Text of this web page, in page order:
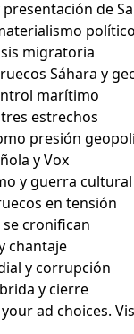
presentación de
político
migratoria
Sáhara y
marítimo
estrechos
presión
y Vox
y guerra cultural
en tensión
se cronifican
chantaje
y corrupción
y cierre
ad choices.